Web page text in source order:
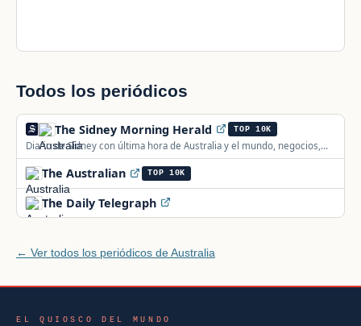
Todos los periódicos
The Sidney Morning Herald TOP 10K
Diario de Sídney con última hora de Australia y el mundo, negocios,
deporte, entretenimiento y viajes.
The Australian TOP 10K
The Daily Telegraph
← Ver todos los periódicos de Australia
EL QUIOSCO DEL MUNDO